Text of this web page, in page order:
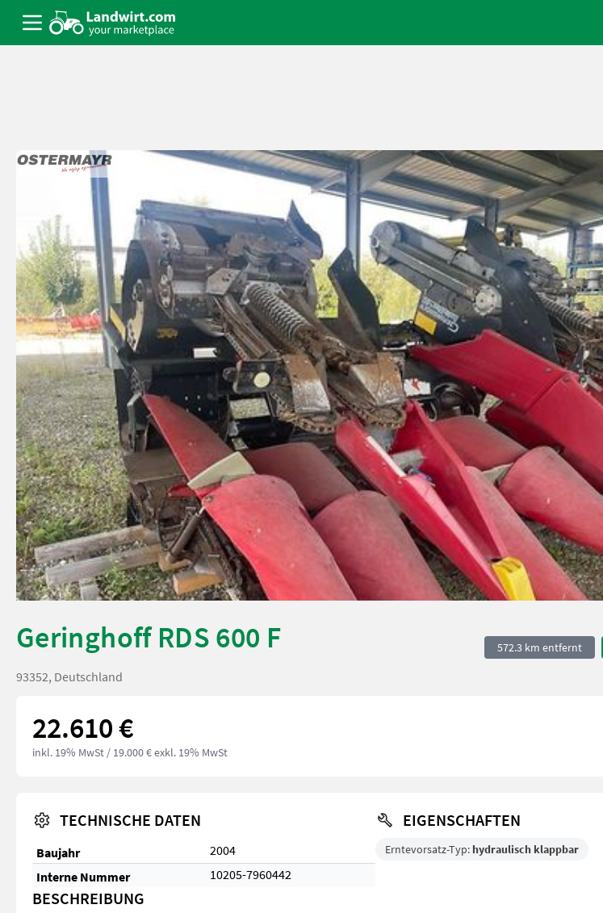
Geringhoff RDS 600 F 572.3 km entfernt
93352, Deutschland
22.610 €
inkl. 19% MwSt / 19.000 € exkl. 19% MwSt
TECHNISCHE DATEN
Baujahr
2004
Interne Nummer
10205-7960442
EIGENSCHAFTEN
Erntevorsatz-Typ: hydraulisch klappbar
BESCHREIBUNG